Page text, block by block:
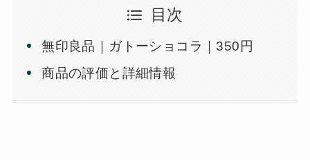
目次
無印良品｜ガトーショコラ｜350円
商品の評価と詳細情報